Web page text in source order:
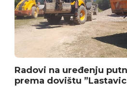
Radovi na uređenju
prema dovištu